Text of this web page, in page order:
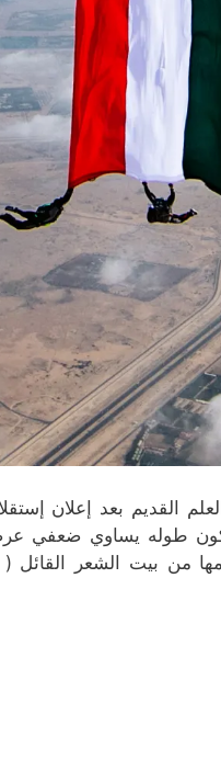
طوله يساوي ضعفي
من بيت الشعر